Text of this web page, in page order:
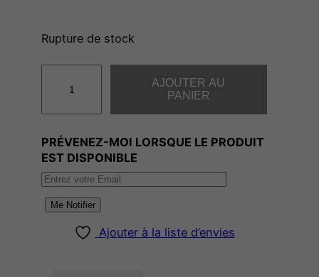
Rupture de stock
a
t
i
t
é
AJOUTER AU
PANIER
PRÉVENEZ-MOI LORSQUE LE PRODUIT
EST DISPONIBLE
Me Notifier
Ajouter à la liste d’envies